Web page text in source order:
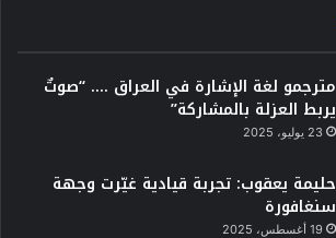
مترجمو لغة الإشارة في العراق …. “صوتٌ
يربط العزلة بالمشاركة”
23 يوليو، 2025
حليمة يعقوب: تجربة قيادية غيّرت وجهة
سنغافورة
19 أغسطس، 2025